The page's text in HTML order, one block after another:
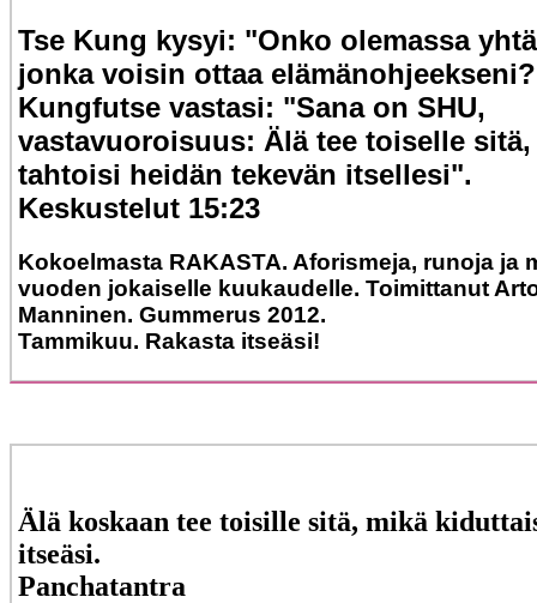
Tse Kung kysyi: "Onko olemassa
jonka voisin ottaa
Kungfutse vastasi: "Sana on SHU,
vastavuoroisuus: Älä tee toiselle
tahtoisi heidän tekevän itsellesi".
Keskustelut 15:23
Kokoelmasta RAKASTA. Aforismeja, runoja ja
vuoden jokaiselle kuukaudelle. Toimittanut
Manninen. Gummerus 2012.
Tammikuu. Rakasta itseäsi!
Älä koskaan tee toisille sitä, mikä
itseäsi.
Panchatantra